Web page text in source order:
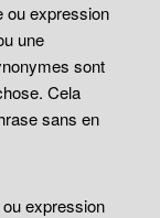
ou expression
une
sont
Cela
sans en
expression